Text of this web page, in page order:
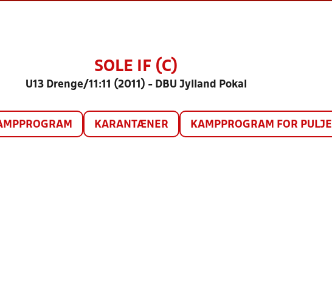
SOLE IF (C)
U13 Drenge/11:11 (2011) - DBU Jylland Pokal
KARANTÆNER KAMPPROGRAM FOR PULJE